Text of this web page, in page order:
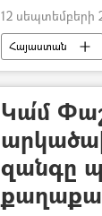
12 սեպտեմբերի
Հայաստան
Կա՛մ
զանգը